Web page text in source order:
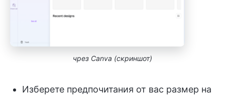
чрез Canva (скриншот)
Изберете предпочитания от вас размер на